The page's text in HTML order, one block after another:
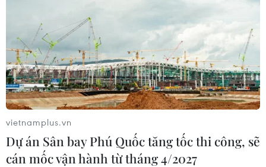
vietnamplus.vn
Dự án Sân bay Phú Quốc tăng tốc thi công, sẽ
cán mốc vận hành từ tháng 4/2027